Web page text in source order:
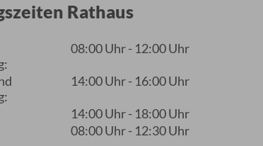
Rathaus
08:00 Uhr - 12:00 Uhr
14:00 Uhr - 16:00 Uhr
14:00 Uhr - 18:00 Uhr
08:00 Uhr - 12:30 Uhr